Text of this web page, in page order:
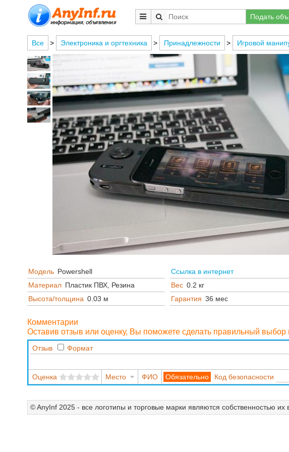
Подать
Все > Электроника и оргтехника > Принадлежности > Игровой
Модель Powershell Ссылка в интернет
Материал Пластик ПВХ, Резина Вес 0.2 кг
Высота/толщина 0.03 м Гарантия 36 мес
Комментарии
Оставив отзыв или оценку, Вы поможете сделать правильный
Отзыв Формат
Оценка Место ФИО Код безопасности
© AnyInf 2025 - все логотипы и торговые марки являются собственностью